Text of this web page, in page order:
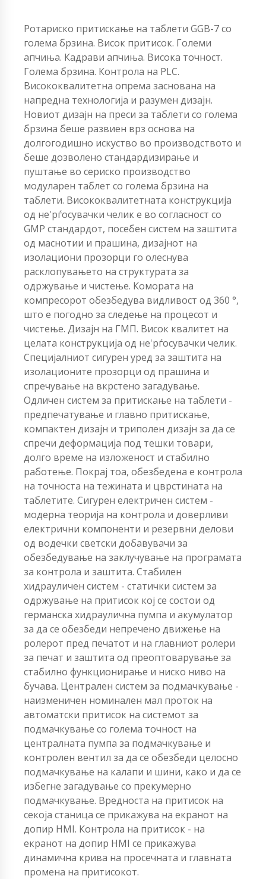
Ротариско притискање на таблети GGB-7 со
голема брзина. Висок притисок. Големи
апчиња. Кадрави апчиња. Висока точност.
Голема брзина. Контрола на PLC.
Висококвалитетна опрема заснована на
напредна технологија и разумен дизајн.
Новиот дизајн на преси за таблети со голема
брзина беше развиен врз основа на
долгогодишно искуство во производството и
беше дозволено стандардизирање и
пуштање во сериско производство
модуларен таблет со голема брзина на
таблети. Висококвалитетната конструкција
од не'рѓосувачки челик е во согласност со
GMP стандардот, посебен систем на заштита
од маснотии и прашина, дизајнот на
изолациони прозорци го олеснува
расклопувањето на структурата за
одржување и чистење. Комората на
компресорот обезбедува видливост од 360 °,
што е погодно за следење на процесот и
чистење. Дизајн на ГМП. Висок квалитет на
целата конструкција од не'рѓосувачки челик.
Специјалниот сигурен уред за заштита на
изолационите прозорци од прашина и
спречување на вкрстено загадување.
Одличен систем за притискање на таблети -
предпечатување и главно притискање,
компактен дизајн и триполен дизајн за да се
спречи деформација под тешки товари,
долго време на изложеност и стабилно
работење. Покрај тоа, обезбедена е контрола
на точноста на тежината и цврстината на
таблетите. Сигурен електричен систем -
модерна теорија на контрола и доверливи
електрични компоненти и резервни делови
од водечки светски добавувачи за
обезбедување на заклучување на програмата
за контрола и заштита. Стабилен
хидрауличен систем - статички систем за
одржување на притисок кој се состои од
германска хидраулична пумпа и акумулатор
за да се обезбеди непречено движење на
ролерот пред печатот и на главниот ролери
за печат и заштита од преоптоварување за
стабилно функционирање и ниско ниво на
бучава. Централен систем за подмачкување -
наизменичен номинален мал проток на
автоматски притисок на системот за
подмачкување со голема точност на
централната пумпа за подмачкување и
контролен вентил за да се обезбеди целосно
подмачкување на калапи и шини, како и да се
избегне загадување со прекумерно
подмачкување. Вредноста на притисок на
секоја станица се прикажува на екранот на
допир HMI. Контрола на притисок - на
екранот на допир HMI се прикажува
динамична крива на просечната и главната
промена на притисокот.